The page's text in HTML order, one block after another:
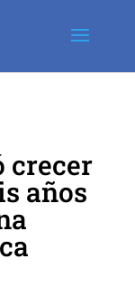
crecer
años